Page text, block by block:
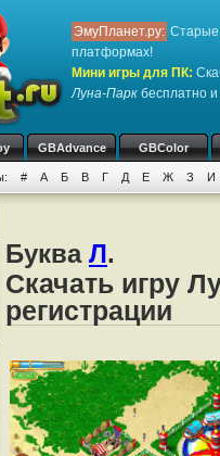
ЭмуПланет.ру: Старые
платформах!
Мини игры для ПК:
Луна-Парк бесплатно и
GBAdvance GBColor
# А Б В Г Д Е Ж З И
Буква Л.
Скачать игру
регистрации